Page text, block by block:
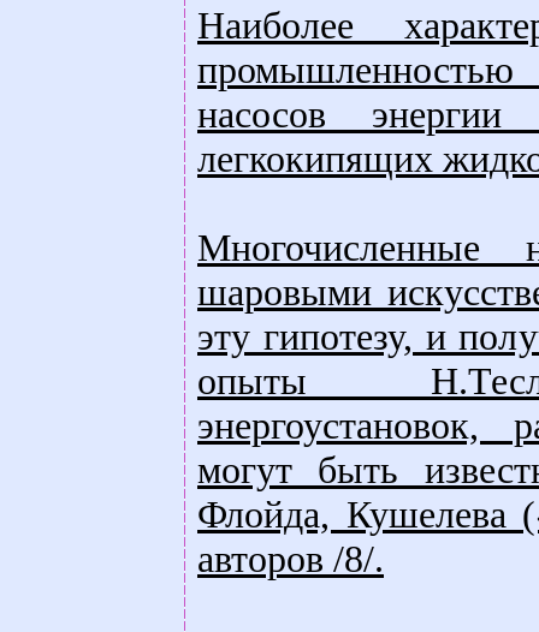
Наиболее
промышленностью
насосов
легкокипящих
шаровыми
эту гипотезу, и
опыты
могут быть
Флойда, Кушелева
авторов /8/.